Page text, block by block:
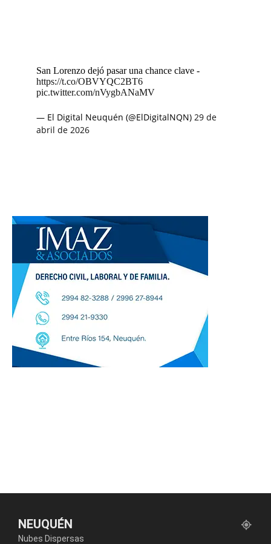
San Lorenzo dejó pasar una chance clave -
https://t.co/OBVYQC2BT6
pic.twitter.com/nVygbANaMV
— El Digital Neuquén (@ElDigitalNQN) 29 de
abril de 2026
NEUQUÉN
Nubes Dispersas